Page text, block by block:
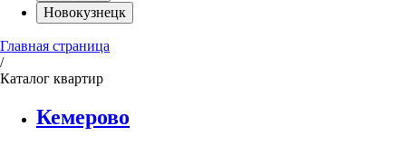
Новокузнецк
Главная страница
/
Каталог квартир
Кемерово